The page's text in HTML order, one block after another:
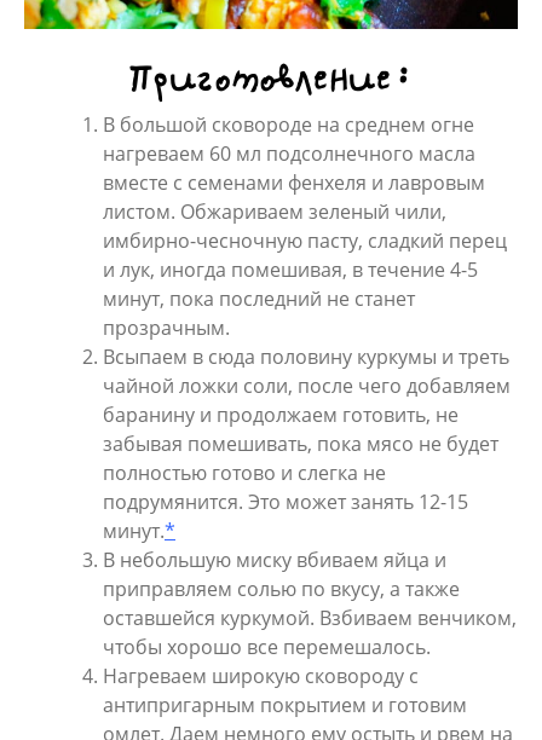
Приготовление:
В большой сковороде на среднем огне
нагреваем 60 мл подсолнечного масла
вместе с семенами фенхеля и лавровым
листом. Обжариваем зеленый чили,
имбирно-чесночную пасту, сладкий перец
и лук, иногда помешивая, в течение 4-5
минут, пока последний не станет
прозрачным.
Всыпаем в сюда половину куркумы и треть
чайной ложки соли, после чего добавляем
баранину и продолжаем готовить, не
забывая помешивать, пока мясо не будет
полностью готово и слегка не
подрумянится. Это может занять 12-15
минут.*
В небольшую миску вбиваем яйца и
приправляем солью по вкусу, а также
оставшейся куркумой. Взбиваем венчиком,
чтобы хорошо все перемешалось.
Нагреваем широкую сковороду с
антипригарным покрытием и готовим
омлет. Даем немного ему остыть и рвем на